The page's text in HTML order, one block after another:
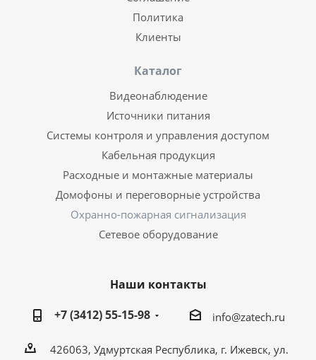
Политика
Клиенты
Каталог
Видеонаблюдение
Источники питания
Системы контроля и управления доступом
Кабельная продукция
Расходные и монтажные материалы
Домофоны и переговорные устройства
Охранно-пожарная сигнализация
Сетевое оборудование
Наши контакты
+7 (3412) 55-15-98
info@zatech.ru
426063, Удмуртская Республика, г. Ижевск, ул.